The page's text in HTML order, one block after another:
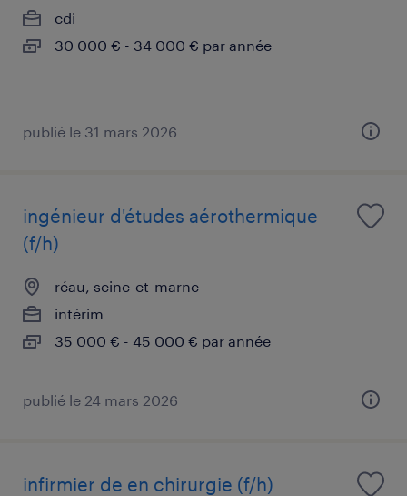
cdi
30 000 € - 34 000 € par année
publié le 31 mars 2026
ingénieur d'études aérothermique
(f/h)
réau, seine-et-marne
intérim
35 000 € - 45 000 € par année
publié le 24 mars 2026
infirmier de en chirurgie (f/h)